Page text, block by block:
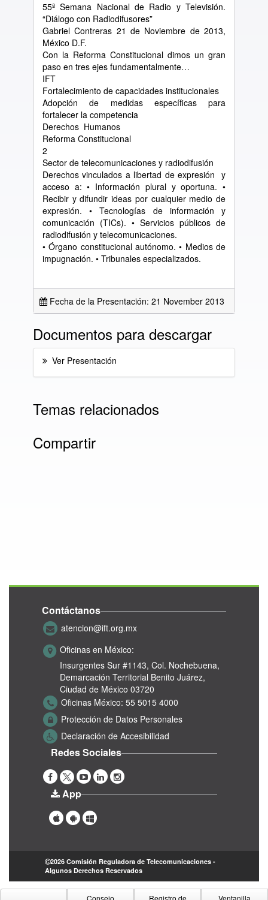
Consejo Registro de Ventanilla
55ª Semana Nacional de Radio y Televisión.
“Diálogo con Radiodifusores”
Gabriel Contreras 21 de Noviembre de 2013,
México D.F.
Con la Reforma Constitucional dimos un gran
paso en tres ejes fundamentalmente…
IFT
Fortalecimiento de capacidades institucionales
Adopción de medidas específicas para
fortalecer la competencia
Derechos Humanos
Reforma Constitucional
2
Sector de telecomunicaciones y radiodifusión
Derechos vinculados a libertad de expresión y
acceso a: • Información plural y oportuna. •
Recibir y difundir ideas por cualquier medio de
expresión. • Tecnologías de información y
comunicación (TICs). • Servicios públicos de
radiodifusión y telecomunicaciones.
• Órgano constitucional autónomo. • Medios de
impugnación. • Tribunales especializados.
Fecha de la Presentación: 21 November 2013
Documentos para descargar
Ver Presentación
Temas relacionados
Compartir
Contáctanos
atencion@ift.org.mx
Oficinas en México:
Insurgentes Sur #1143, Col. Nochebuena,
Demarcación Territorial Benito Juárez,
Ciudad de México 03720
Oficinas México: 55 5015 4000
Protección de Datos Personales
Declaración de Accesibilidad
Redes Sociales
App
2026 Comisión Reguladora de Telecomunicaciones -
Algunos Derechos Reservados